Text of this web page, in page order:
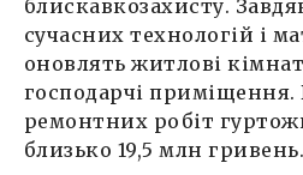
блискавкозахисту.
сучасних технологій і
оновлять житлові
господарчі приміщення.
ремонтних робіт
близько 19,5 млн гривень.